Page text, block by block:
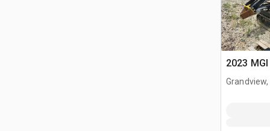
2023
Grandview,